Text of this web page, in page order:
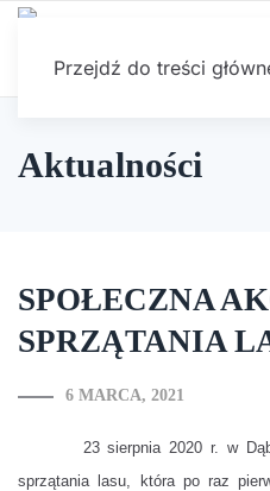
Przejdź do treści
Aktualności
SPOŁECZNA
SPRZĄTANIA
6 MARCA, 2021
23 sierpnia 2020 r. w
sprzątania lasu, która po raz